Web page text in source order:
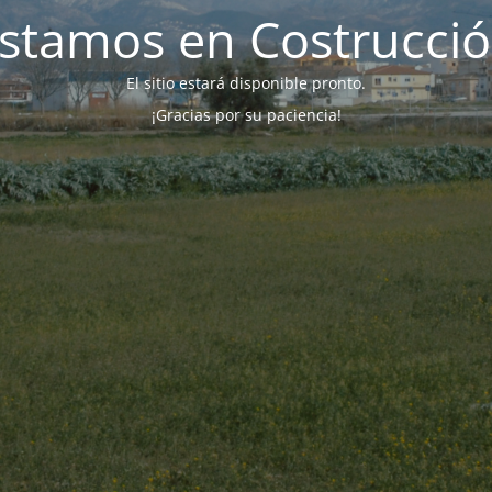
en
El sitio estará disponible pronto.
¡Gracias por su paciencia!